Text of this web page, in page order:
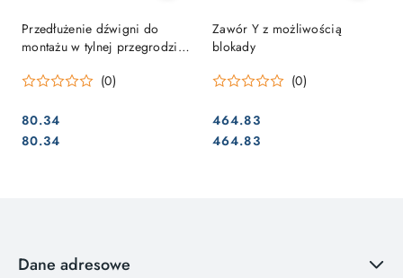
Przedłużenie dźwigni do
montażu w tylnej przegrodzie
1000
(0)
Cena:
80.34
Cena:
80.34
Zawór Y z możliwością
blokady
(0)
Cena:
464.83
Cena:
464.83
Dane adresowe